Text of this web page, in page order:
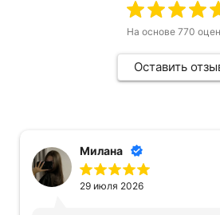
На основе 770
Оставить
Милана
29 июля 2026